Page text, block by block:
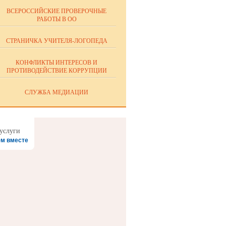
ВСЕРОССИЙСКИЕ ПРОВЕРОЧНЫЕ
РАБОТЫ В ОО
СТРАНИЧКА УЧИТЕЛЯ-ЛОГОПЕДА
КОНФЛИКТЫ ИНТЕРЕСОВ И
ПРОТИВОДЕЙСТВИЕ КОРРУПЦИИ
СЛУЖБА МЕДИАЦИИ
вместе